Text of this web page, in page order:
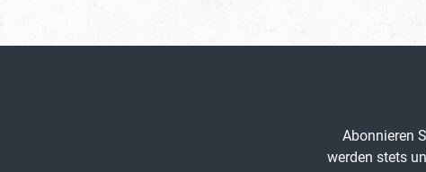
Abonnieren
werden stets